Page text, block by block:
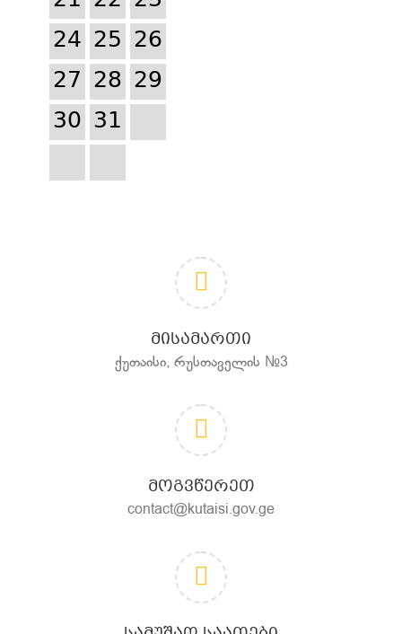
24 25 26
27 28 29
30 31
ᲛᲘᲡᲐᲛᲐᲠᲗᲘ
ქუთაისი, რუსთაველის №3
ᲛᲝᲒᲕᲬᲔᲠᲔᲗ
contact@kutaisi.gov.ge